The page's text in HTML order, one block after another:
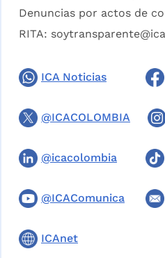
Denuncias por actos de
RITA:
ICA Noticias
@ICACOLOMBIA
@icacolombia
@ICAComunica
ICAnet